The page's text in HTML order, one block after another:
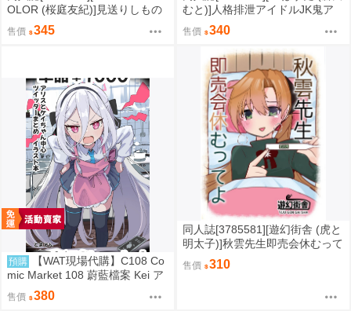
OLOR (桜庭友紀)]見送りしもの
に (東方Perfect )
售價 345
むと)]人格排泄アイドルJK鬼ア
クメ～美雪編～ (偶像)
售價 340
預購
【WAT現場代購】C108 Co
mic Market 108 蔚藍檔案 Kei ア
リスとケイちゃん中心ツイッタ
ーまとめイラスト本
售價 380
同人誌[3785581][遊幻街舎 (虎と
明太子)]秋雲先生即売会休むって
よ (艦隊收藏)
售價 310